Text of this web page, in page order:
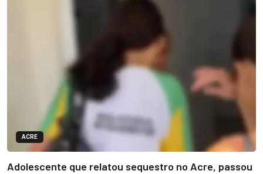
ACRE
Adolescente que relatou sequestro no Acre, passou